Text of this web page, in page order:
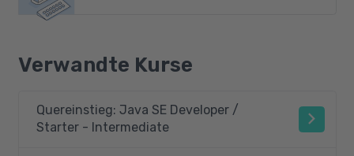
Verwandte Kurse
Quereinstieg: Java SE Developer /
Starter - Intermediate